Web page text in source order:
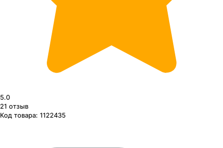
5.0
21 отзыв
Код товара: 1122435